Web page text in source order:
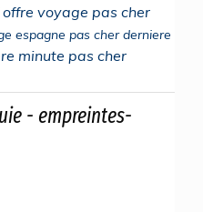
offre voyage pas cher
espagne pas cher derniere
minute pas cher
- empreintes-